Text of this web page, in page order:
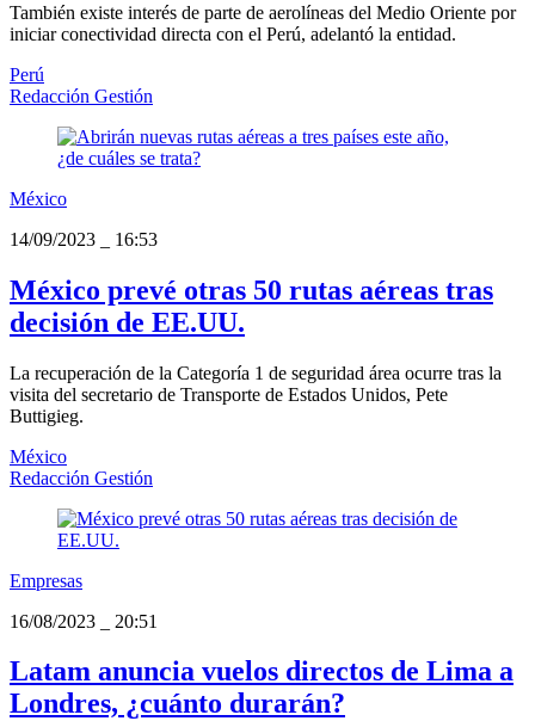
También existe interés de parte de aerolíneas del Medio Oriente por
iniciar conectividad directa con el Perú, adelantó la entidad.
Perú
Redacción Gestión
México
14/09/2023
16:53
México prevé otras 50 rutas aéreas tras
decisión de EE.UU.
La recuperación de la Categoría 1 de seguridad área ocurre tras la
visita del secretario de Transporte de Estados Unidos, Pete
Buttigieg.
México
Redacción Gestión
Empresas
16/08/2023
20:51
Latam anuncia vuelos directos de Lima a
Londres, ¿cuánto durarán?